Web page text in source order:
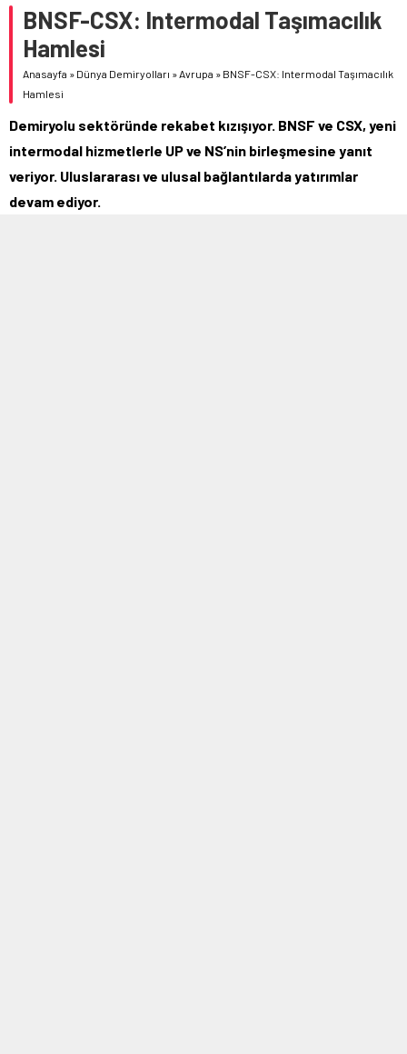
BNSF-CSX: Intermodal Taşımacılık
Hamlesi
Anasayfa » Dünya Demiryolları »Avrupa » BNSF-CSX: Intermodal Taşımacılık
Hamlesi
Demiryolu sektöründe rekabet kızışıyor. BNSF ve CSX, yeni
intermodal hizmetlerle UP ve NS’nin birleşmesine yanıt
veriyor. Uluslararası ve ulusal bağlantılarda yatırımlar
devam ediyor.